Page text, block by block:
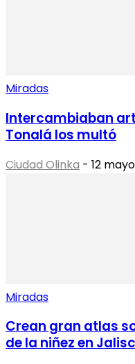
Miradas
Intercambiaban
Tonalá los multó
Ciudad Olinka - 12
Miradas
Crean gran atlas
de la niñez en